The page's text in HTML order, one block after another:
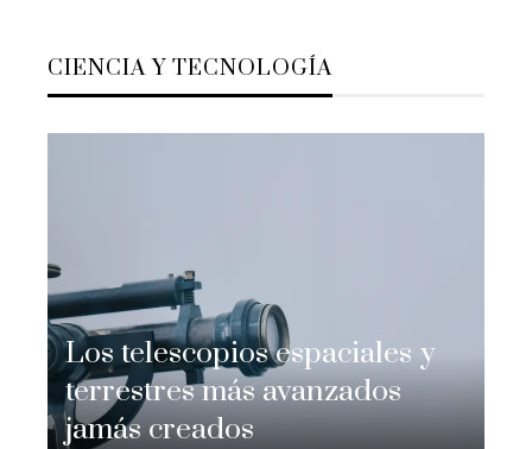
CIENCIA Y TECNOLOGÍA
Los telescopios espaciales y
terrestres más avanzados
jamás creados